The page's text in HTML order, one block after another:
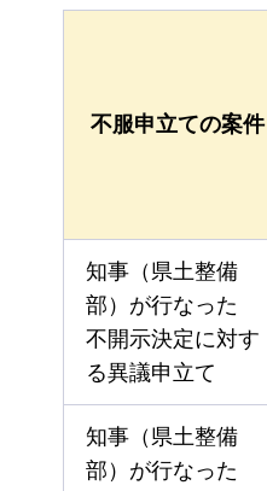
不服申立ての案件
知事（県土整備
部）が行なった
不開示決定に対す
る異議申立て
知事（県土整備
部）が行なった